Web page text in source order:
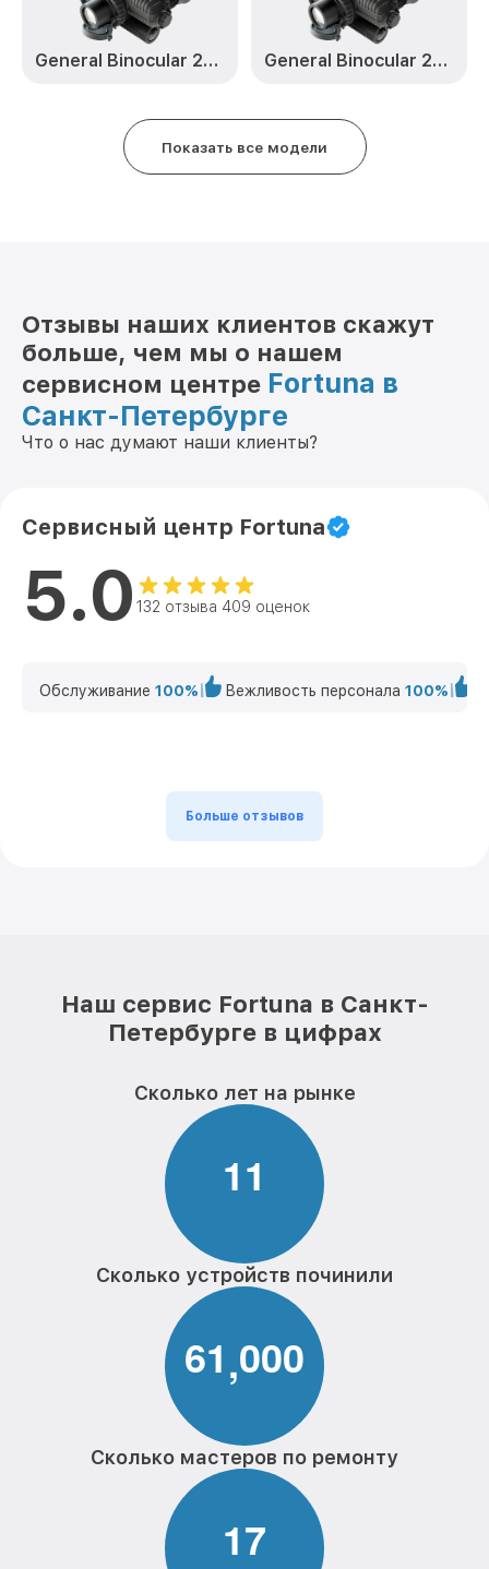
Прошивка (Обновление ПО) LRF 50M6
от 450₽
Восстановление после попадания влаги
LRF 50M6 Fortuna
General Binocular 25S6 General Binocular 25S3
Показать все модели
Отзывы наших клиентов скажут
больше, чем мы о нашем
сервисном центре Fortuna в
Санкт-Петербурге
Что о нас думают наши клиенты?
Сервисный центр Fortuna
5.0 132 отзыва 409 оценок
Обслуживание 100% Вежливость персонала 100%
Больше отзывов
Наш сервис Fortuna в Санкт-
Петербурге в цифрах
Сколько лет на рынке
11
Сколько устройств починили
61,000
Сколько мастеров по ремонту
17